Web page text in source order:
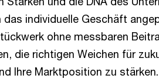
individuelle Geschäft
ohne messbaren
die richtigen Weichen für
Ihre Marktposition zu